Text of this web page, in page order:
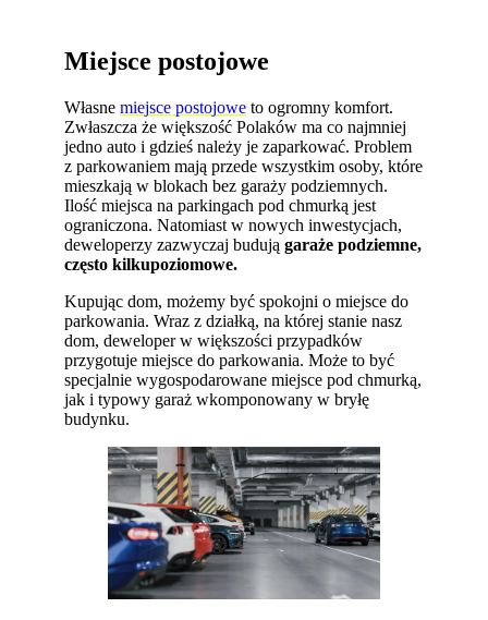
Miejsce postojowe
Własnemiejsce postojowe to ogromny komfort.
Zwłaszcza że większość Polaków ma co najmniej
jedno auto i gdzieś należy je zaparkować. Problem
z parkowaniem mają przede wszystkim osoby, które
mieszkają w blokach bez garaży podziemnych.
Ilość miejsca na parkingach pod chmurką jest
ograniczona. Natomiast w nowych inwestycjach,
deweloperzy zazwyczaj budujągaraże podziemne,
często kilkupoziomowe.
Kupując dom, możemy być spokojni o miejsce do
parkowania. Wraz z działką, na której stanie nasz
dom, deweloper w większości przypadków
przygotuje miejsce do parkowania. Może to być
specjalnie wygospodarowane miejsce pod chmurką,
jak i typowy garaż wkomponowany w bryłę
budynku.